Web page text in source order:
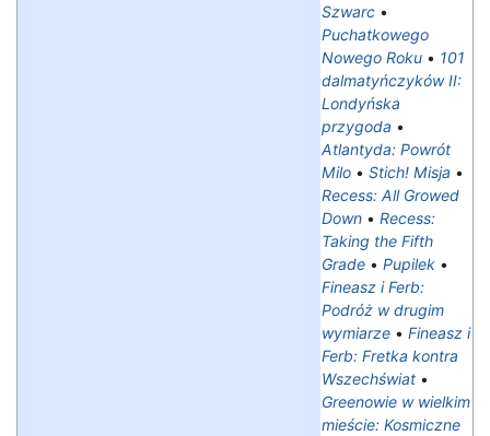
Szwarc •
Puchatkowego
Nowego Roku • 101
dalmatyńczyków II:
Londyńska
przygoda •
Atlantyda: Powrót
Milo • Stich! Misja •
Recess: All Growed
Down • Recess:
Taking the Fifth
Grade • Pupilek •
Fineasz i Ferb:
Podróż w drugim
wymiarze • Fineasz i
Ferb: Fretka kontra
Wszechświat •
Greenowie w wielkim
mieście: Kosmiczne